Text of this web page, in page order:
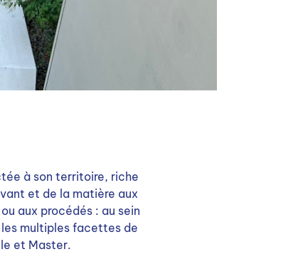
à son territoire, riche
et de la matière aux
aux procédés : au sein
multiples facettes de
et Master.